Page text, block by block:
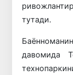
тутади.
давомида